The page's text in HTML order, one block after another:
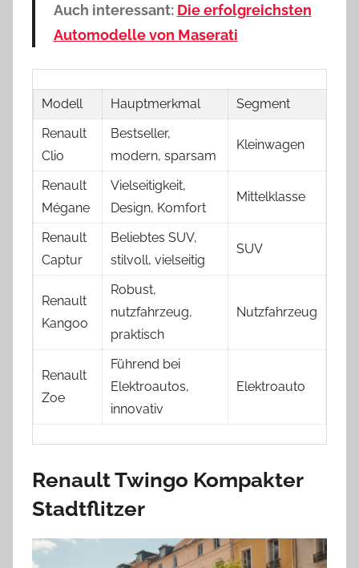
Auch interessant: Die erfolgreichsten
Automodelle von Maserati
Modell Hauptmerkmal
Segment
Renault
Clio
Bestseller,
modern, sparsam
Kleinwagen
Renault
Mégane
Vielseitigkeit,
Design, Komfort
Mittelklasse
Renault
Captur
Beliebtes SUV,
stilvoll, vielseitig
SUV
Renault
Kangoo
Robust,
nutzfahrzeug,
praktisch
Nutzfahrzeug
Renault
Zoe
Führend bei
Elektroautos,
innovativ
Elektroauto
Renault Twingo Kompakter
Stadtflitzer